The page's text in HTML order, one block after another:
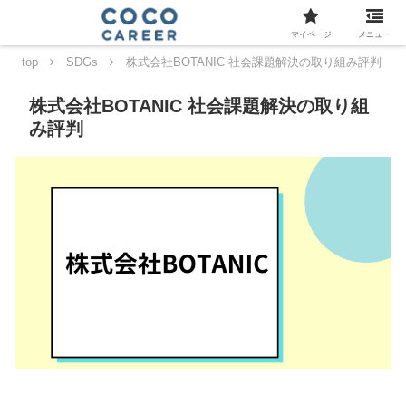
top SDGs 株式会社BOTANIC 社会課題解決の取り組み評判
株式会社BOTANIC 社会課題解決の取り組
み評判
マイページ メニュー